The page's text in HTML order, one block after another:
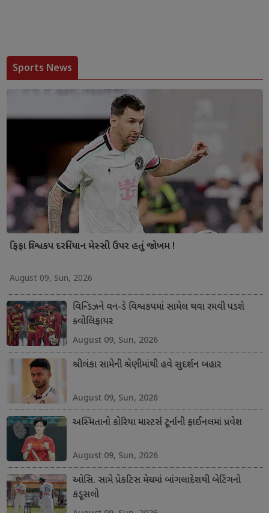
Sports News
ફિફા વિશ્વકપ દરમિયાન મેસ્સી ઉપર હતું જોખમ !
August 09, Sun, 2026
વિન્ડિઝને વન-ડે વિશ્વકપમાં સામેલ થવા રમવી પડશે
ક્વોલિફાયર
August 09, Sun, 2026
શ્રીલંકા સામેની શ્રેણીમાંથી હવે સુદર્શન બહાર
August 09, Sun, 2026
અસ્મિતાનો કોરિયા માસ્ટર્સ ટૂર્નાની ફાઈનલમાં પ્રવેશ
August 09, Sun, 2026
ઓસિ. સામે પ્રેકટિસ મેચમાં બાંગલાદેશથી બેટિંગનો
કડૂસલો